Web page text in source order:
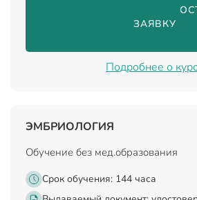
ЗАЯВКУ
Подробнее о
ЭМБРИОЛОГИЯ
Обучение без мед.образования
Срок обучения: 144 часа